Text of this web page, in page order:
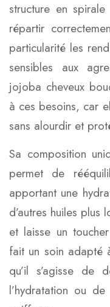
structure en
répartir
particularité les
sensibles aux
jojoba cheveux
à ces besoins, car
sans alourdir et
Sa composition
permet de
apportant une
d’autres huiles
et laisse un
fait un soin adapté
qu’il s’agisse de
l’hydratation ou